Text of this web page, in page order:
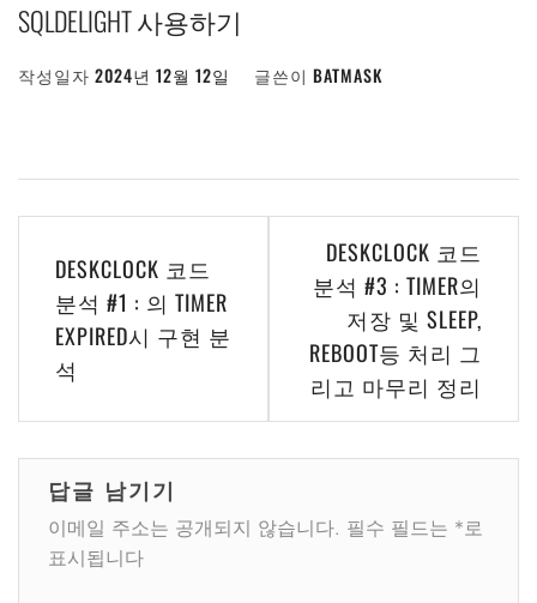
SQLDELIGHT 사용하기
작성일자 2024년 12월 12일 글쓴이 BATMASK
DESKCLOCK 코드
분석 #1 : 의 TIMER
EXPIRED시 구현 분
석
DESKCLOCK 코드
분석 #3 : TIMER의
저장 및 SLEEP,
REBOOT등 처리 그
리고 마무리 정리
답글 남기기
이메일 주소는 공개되지 않습니다. 필수 필드는 *로
표시됩니다